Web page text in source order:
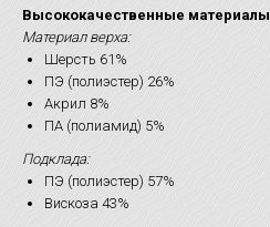
Высококачественные материалы
Материал верха:
Шерсть 61%
ПЭ (полиэстер) 26%
Акрил 8%
ПА (полиамид) 5%
Подклада:
ПЭ (полиэстер) 57%
Вискоза 43%